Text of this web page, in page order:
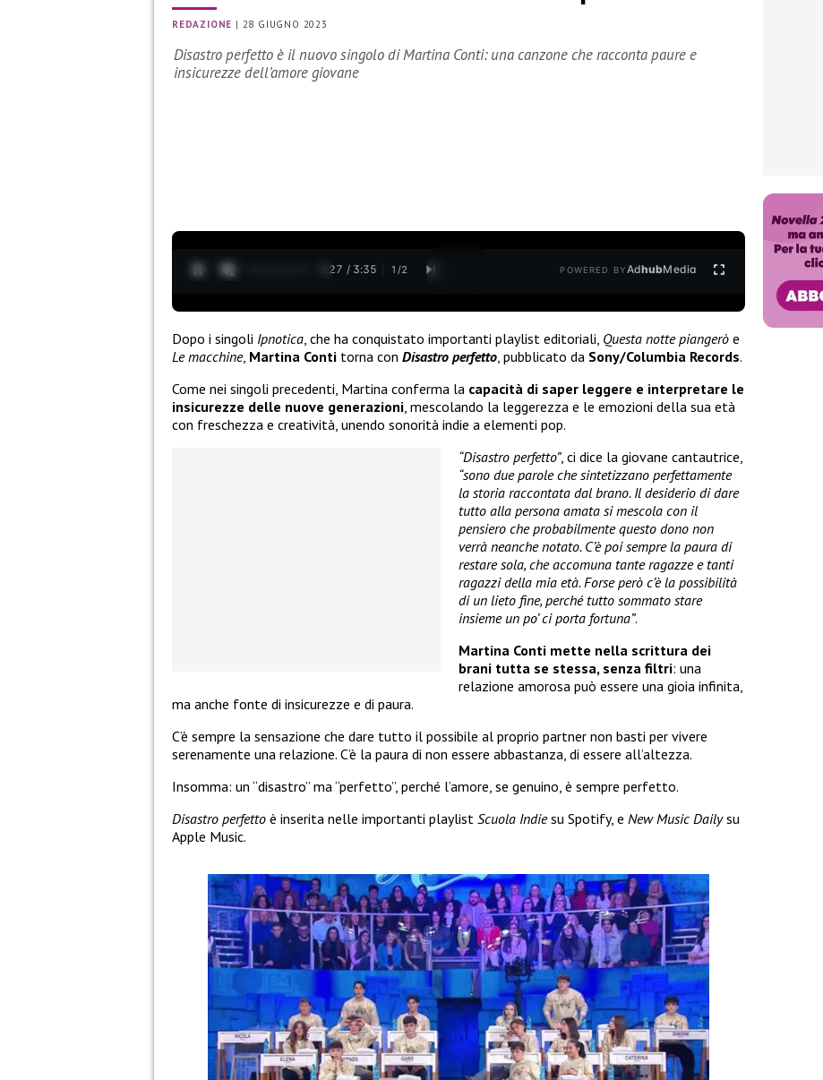
REDAZIONE | 28 GIUGNO 2023
Disastro perfetto è il nuovo singolo di Martina Conti: una canzone che racconta paure e
insicurezze dell’amore giovane
0:28 / 3:35 1 /2 POWERED BYAdhubMedia
Dopo i singoli Ipnotica , che ha conquistato importanti playlist editoriali, Questa notte piangerò e
Le macchine, Martina Conti torna con Disastro perfetto , pubblicato da Sony/Columbia Records.
Come nei singoli precedenti, Martina conferma la capacità di saper leggere e interpretare le
insicurezze delle nuove generazioni , mescolando la leggerezza e le emozioni della sua età
con freschezza e creatività, unendo sonorità indie a elementi pop.
“Disastro perfetto”, ci dice la giovane cantautrice,
“sono due parole che sintetizzano perfettamente
la storia raccontata dal brano. Il desiderio di dare
tutto alla persona amata si mescola con il
pensiero che probabilmente questo dono non
verrà neanche notato. C’è poi sempre la paura di
restare sola, che accomuna tante ragazze e tanti
ragazzi della mia età. Forse però c’è la possibilità
di un lieto fine, perché tutto sommato stare
insieme un po’ ci porta fortuna”.
Martina Conti mette nella scrittura dei
brani tutta se stessa, senza filtri: una
relazione amorosa può essere una gioia infinita,
ma anche fonte di insicurezze e di paura.
C’è sempre la sensazione che dare tutto il possibile al proprio partner non basti per vivere
serenamente una relazione. C’è la paura di non essere abbastanza, di essere all’altezza.
Insomma: un “disastro” ma “perfetto”, perché l’amore, se genuino, è sempre perfetto.
Disastro perfetto è inserita nelle importanti playlist Scuola Indiesu Spotify, e New Music Dailysu
Apple Music.